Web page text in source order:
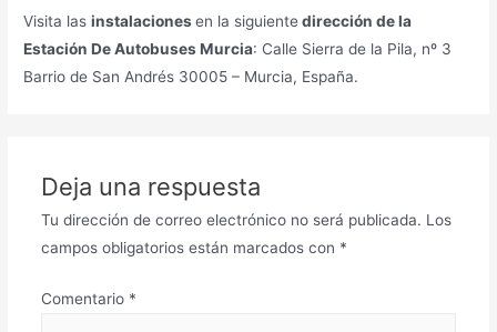
Visita lasinstalacionesen la siguientedirección de la
Estación De Autobuses Murcia: Calle Sierra de la Pila, nº 3
Barrio de San Andrés 30005 – Murcia, España.
Deja una respuesta
Tu dirección de correo electrónico no será publicada. Los
campos obligatorios están marcados con *
Comentario *